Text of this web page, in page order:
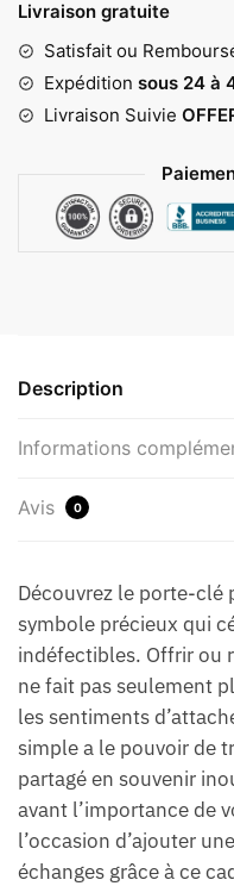
Livraison gratuite
Satisfait ou
Expédition sous 24 à
Livraison Suivie
Description
Informations
Avis 0
Découvrez le porte-clé
symbole précieux qui
indéfectibles. Offrir ou
ne fait pas seulement
les sentiments
simple a le pouvoir de
partagé en souvenir
avant l’importance de
l’occasion d’ajouter
échanges grâce à ce